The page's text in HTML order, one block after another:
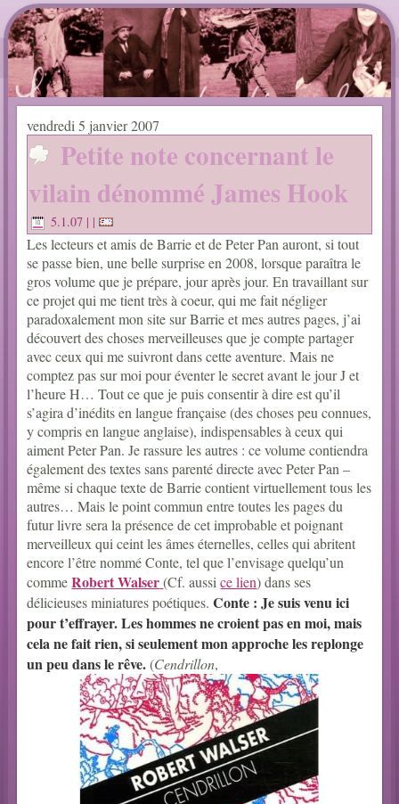
vendredi 5 janvier 2007
Petite note concernant le
vilain dénommé James Hook
5.1.07 | |
Les lecteurs et amis de Barrie et de Peter Pan auront, si tout
se passe bien, une belle surprise en 2008, lorsque paraîtra le
gros volume que je prépare, jour après jour. En travaillant sur
ce projet qui me tient très à coeur, qui me fait négliger
paradoxalement mon site sur Barrie et mes autres pages, j’ai
découvert des choses merveilleuses que je compte partager
avec ceux qui me suivront dans cette aventure. Mais ne
comptez pas sur moi pour éventer le secret avant le jour J et
l’heure H… Tout ce que je puis consentir à dire est qu’il
s’agira d’inédits en langue française (des choses peu connues,
y compris en langue anglaise), indispensables à ceux qui
aiment Peter Pan. Je rassure les autres : ce volume contiendra
également des textes sans parenté directe avec Peter Pan –
même si chaque texte de Barrie contient virtuellement tous les
autres… Mais le point commun entre toutes les pages du
futur livre sera la présence de cet improbable et poignant
merveilleux qui ceint les âmes éternelles, celles qui abritent
encore l’être nommé Conte, tel que l’envisage quelqu’un
commeRobert Walser (Cf. aussice lien) dans ses
délicieuses miniatures poétiques.Conte : Je suis venu ici
pour t’effrayer. Les hommes ne croient pas en moi, mais
cela ne fait rien, si seulement mon approche les replonge
un peu dans le rêve.(Cendrillon,